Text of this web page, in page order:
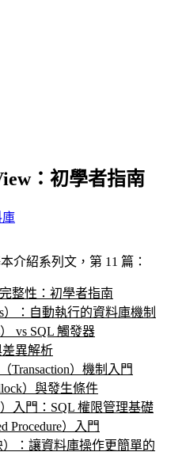
：初學者指南
庫
介紹系列文，第 11 篇：
整性：初學者指南
）：自動執行的資料庫機制
vs SQL 觸發器
差異解析
Transaction）機制入門
）與發生條件
入門：SQL 權限管理基礎
Procedure）入門
：讓資料庫操作更簡單的